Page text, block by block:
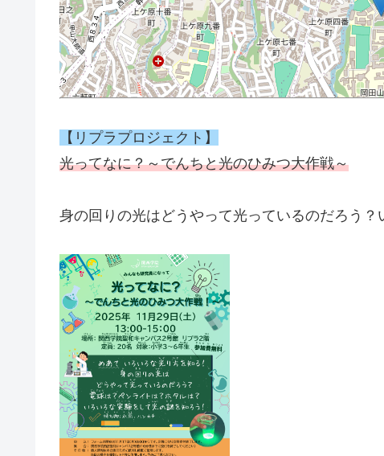
【リプラプロジェクト】
光ってなに？～でんちと光のひみつ大作戦～
身の回りの光はどうやって光っているのだろう？